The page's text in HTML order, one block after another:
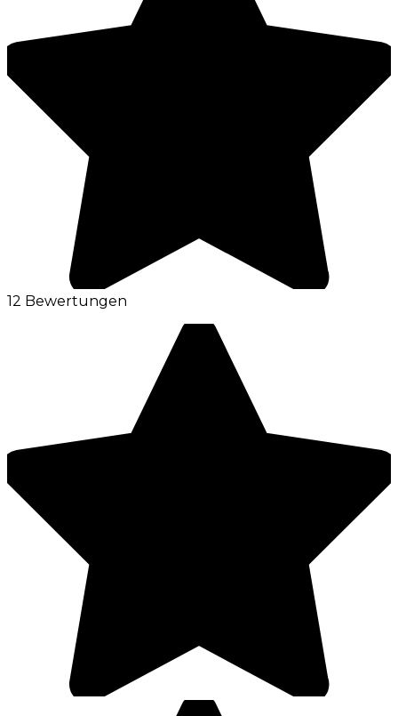
12 Bewertungen